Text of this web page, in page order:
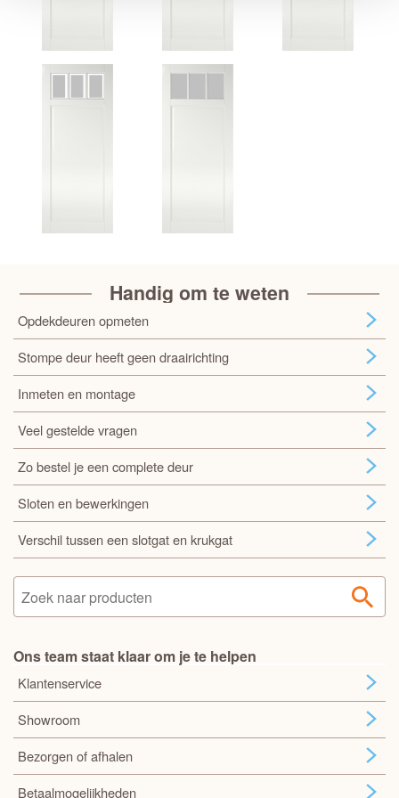
Handig om te weten
Opdekdeuren opmeten
Stompe deur heeft geen draairichting
Inmeten en montage
Veel gestelde vragen
Zo bestel je een complete deur
Sloten en bewerkingen
Verschil tussen een slotgat en krukgat
Ons team staat klaar om je te helpen
Klantenservice
Showroom
Bezorgen of afhalen
Betaalmogelijkheden